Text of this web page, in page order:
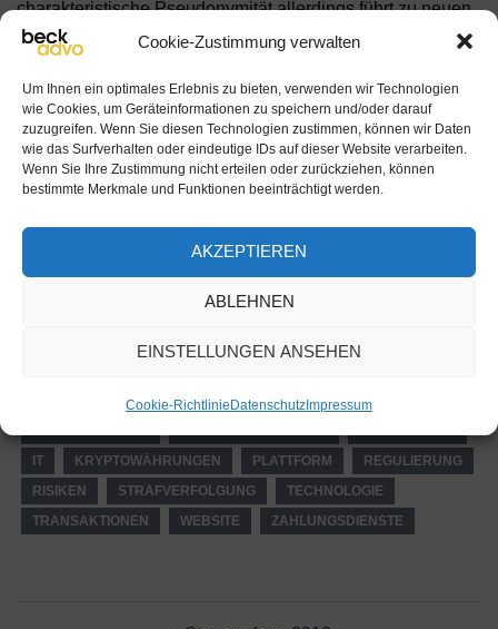
Cookie-Zustimmung verwalten
Um Ihnen ein optimales Erlebnis zu bieten, verwenden wir Technologien
wie Cookies, um Geräteinformationen zu speichern und/oder darauf
zuzugreifen. Wenn Sie diesen Technologien zustimmen, können wir Daten
wie das Surfverhalten oder eindeutige IDs auf dieser Website verarbeiten.
Wenn Sie Ihre Zustimmung nicht erteilen oder zurückziehen, können
bestimmte Merkmale und Funktionen beeinträchtigt werden.
AKZEPTIEREN
ABLEHNEN
EINSTELLUNGEN ANSEHEN
Cookie-RichtlinieDatenschutzImpressum
charakteristische Pseudonymität allerdings führt zu neuen
Möglichkeiten der Geldwäsche bei gleichzeitig
Strafverfolgungsbehörden. Bedenkt man andererseits,
dass grenzüberschreitende Zahlungen in kürzester Zeit
ausgeführt werden können, und aufgrund der Ledger-
Technologie leicht nachverfolgbar sind, erscheinen die
Artikel von Lisa Zhang, übersetzt und ergänzt von Klaus
CRYPTO-CURRENCY
FINANZAKTIVITÄTEN
IT
KRYPTOWÄHRUNGEN PLATTFORM
REGULIERUNG
RISIKEN
STRAFVERFOLGUNG
TECHNOLOGIE
TRANSAKTIONEN
WEBSITE ZAHLUNGSDIENSTE